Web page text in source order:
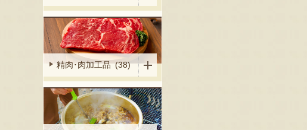
精肉･肉加工品 (38)